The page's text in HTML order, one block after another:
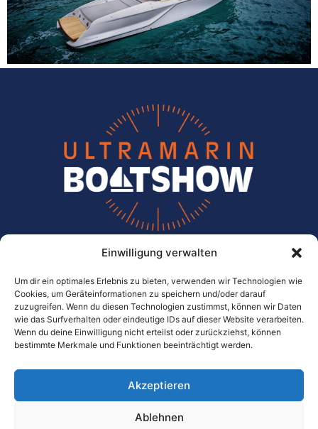
Einwilligung verwalten
Um dir ein optimales Erlebnis zu bieten, verwenden wir Technologien wie
Cookies, um Geräteinformationen zu speichern und/oder darauf
zuzugreifen. Wenn du diesen Technologien zustimmst, können wir Daten
wie das Surfverhalten oder eindeutige IDs auf dieser Website verarbeiten.
Wenn du deine Einwilligung nicht erteilst oder zurückziehst, können
bestimmte Merkmale und Funktionen beeinträchtigt werden.
Akzeptieren
Ablehnen
ULTRAMARIN
Die Meichle + Mohr Marina
Im Wassersportzentrum 10
D-88079 Kressbronn-Gohren